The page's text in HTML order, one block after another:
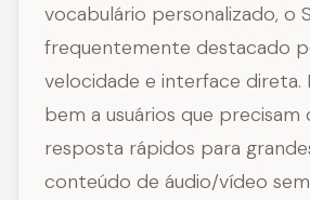
vocabulário personalizado, o
frequentemente destacado
velocidade e interface direta.
bem a usuários que
resposta rápidos para
conteúdo de áudio/vídeo